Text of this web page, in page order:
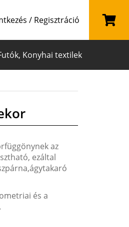
/ Regisztráció
Konyhai textilek
az
ezáltal
és a